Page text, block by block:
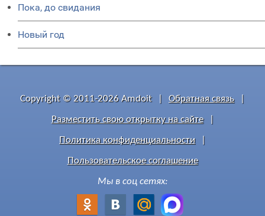
Пока, до свидания
Новый год
Copyright © 2011-2026 Amdoit Обратная связь
Разместить свою открытку на сайте
Политика конфиденциальности
Пользовательское соглашение
Мы в соц сетях: